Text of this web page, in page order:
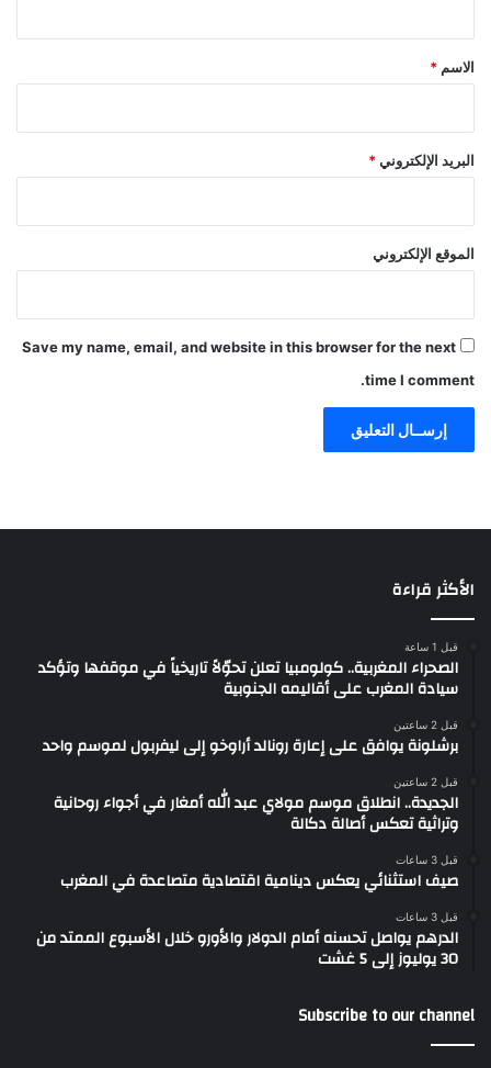
*
الاسم *
البريد الإلكتروني*
الموقع الإلكتروني
Save my name, email, and website in this browser for the next
time I comment.
الأكثر قراءة
قبل 1 ساعة
الصحراء المغربية.. كولومبيا تعلن تحوّلاً تاريخياً في موقفها وتؤكد
سيادة المغرب على أقاليمه الجنوبية
قبل 2 ساعتين
برشلونة يوافق على إعارة رونالد أراوخو إلى ليفربول لموسم واحد
قبل 2 ساعتين
الجديدة.. انطلاق موسم مولاي عبد الله أمغار في أجواء روحانية
وتراثية تعكس أصالة دكالة
قبل 3 ساعات
صيف استثنائي يعكس دينامية اقتصادية متصاعدة في المغرب
قبل 3 ساعات
الدرهم يواصل تحسنه أمام الدولار والأورو خلال الأسبوع الممتد من
30 يوليوز إلى 5 غشت
Subscribe to our channel